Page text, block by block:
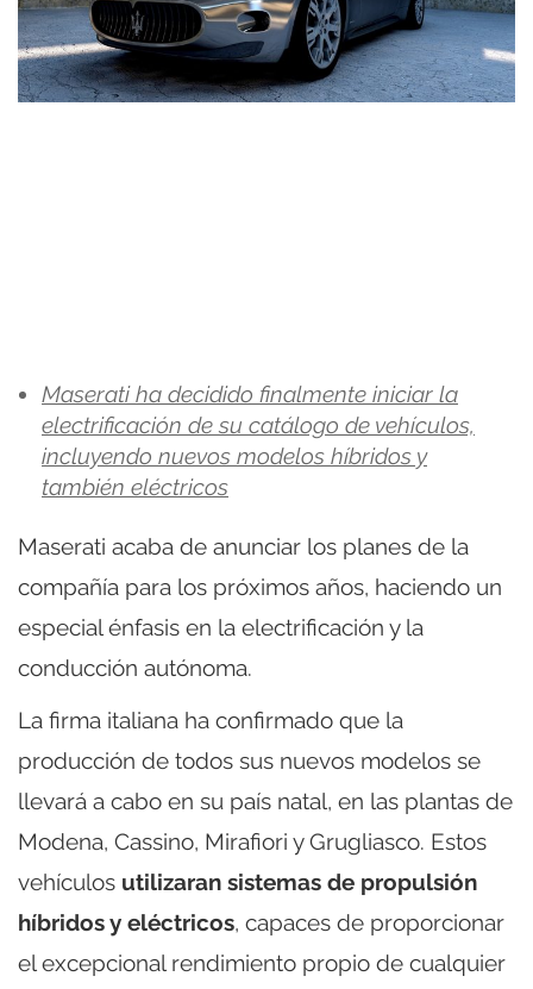
Maserati ha decidido finalmente iniciar la
electrificación de su catálogo de vehículos,
incluyendo nuevos modelos híbridos y
también eléctricos
Maserati acaba de anunciar los planes de la
compañía para los próximos años, haciendo un
especial énfasis en la electrificación y la
conducción autónoma.
La firma italiana ha confirmado que la
producción de todos sus nuevos modelos se
llevará a cabo en su país natal, en las plantas de
Modena, Cassino, Mirafiori y Grugliasco. Estos
vehículos utilizaran sistemas de propulsión
híbridos y eléctricos, capaces de proporcionar
el excepcional rendimiento propio de cualquier